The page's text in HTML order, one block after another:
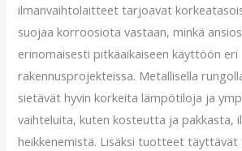
ilmanvaihtolaitteet tarjoavat
suojaa korroosiota vastaan, minkä
erinomaisesti pitkäaikaiseen käyttöön eri
rakennusprojekteissa. Metallisella
sietävät hyvin korkeita lämpötiloja ja
vaihteluita, kuten kosteutta ja pakkasta,
heikkenemistä. Lisäksi tuotteet täyttävät